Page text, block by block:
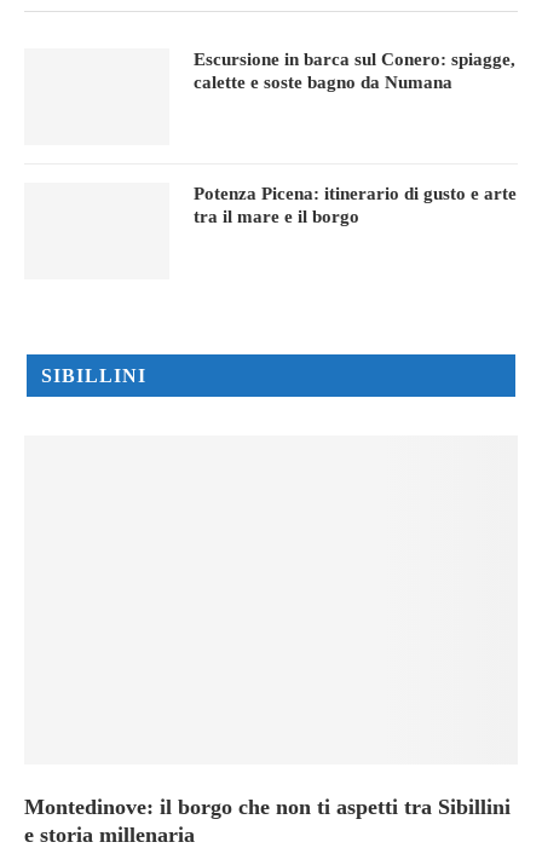
Escursione in barca sul Conero: spiagge,
calette e soste bagno da Numana
Potenza Picena: itinerario di gusto e arte
tra il mare e il borgo
SIBILLINI
Montedinove: il borgo che non ti aspetti tra Sibillini
e storia millenaria